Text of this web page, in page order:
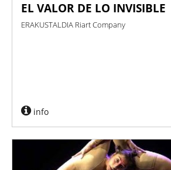
EL VALOR DE LO INVISIBLE
ERAKUSTALDIA Riart Company
info